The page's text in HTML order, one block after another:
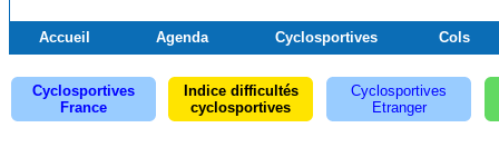
Accueil Agenda Cyclosportives Cols
Cyclosportives
France
Indice difficultés
cyclosportives
Cyclosportives
Etranger